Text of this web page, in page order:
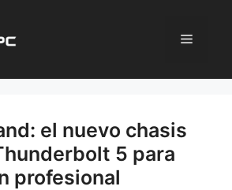
Menú
el nuevo chasis
5 para
profesional